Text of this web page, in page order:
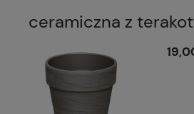
ceramiczna z